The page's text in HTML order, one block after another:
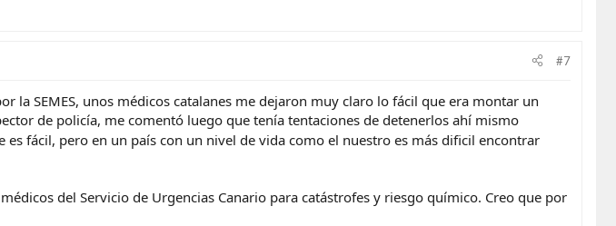
#7
la SEMES, unos médicos catalanes me dejaron muy claro lo fácil que era montar un
de policía, me comentó luego que tenía tentaciones de detenerlos ahí mismo
fácil, pero en un país con un nivel de vida como el nuestro es más dificil encontrar
del Servicio de Urgencias Canario para catástrofes y riesgo químico. Creo que por